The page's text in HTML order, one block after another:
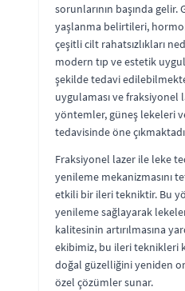
sorunlarının başında gelir.
yaşlanma belirtileri,
çeşitli cilt rahatsızlıkları
modern tıp ve estetik
şekilde tedavi
uygulaması ve fraksiyonel
yöntemler, güneş lekeleri
tedavisinde öne
Fraksiyonel lazer ile leke
yenileme mekanizmasını
etkili bir ileri tekniktir. Bu
yenileme sağlayarak
kalitesinin artırılmasına
ekibimiz, bu ileri teknikleri
doğal güzelliğini yeniden
özel çözümler sunar.